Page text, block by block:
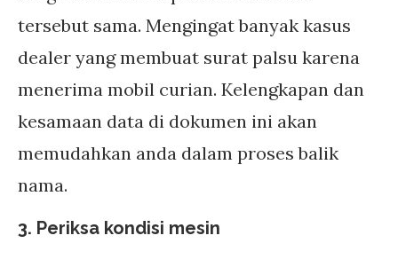
tersebut sama. Mengingat banyak kasus
dealer yang membuat surat palsu karena
menerima mobil curian. Kelengkapan dan
kesamaan data di dokumen ini akan
memudahkan anda dalam proses balik
nama.
3. Periksa kondisi mesin